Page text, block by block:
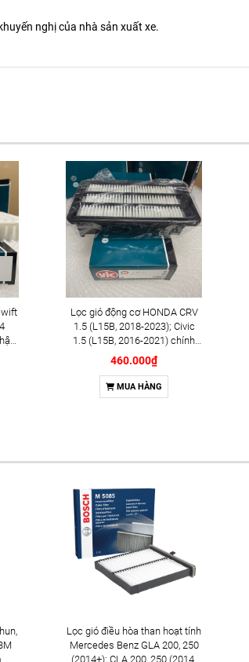
nghị của nhà sản xuất xe.
Lọc gió động cơ HONDA CRV
1.5 (L15B, 2018-2023); Civic
1.5 (L15B, 2016-2021) chính
hãng VIC Nhật Bản (A-8013V)
460.000₫
MUA HÀNG
Lọc gió điều hòa than hoạt tính
Mercedes Benz GLA 200, 250
(2014+); CLA 200, 250 (2014-